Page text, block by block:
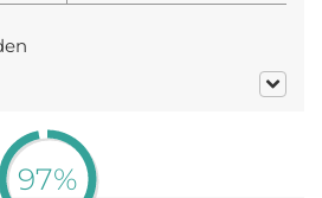
97%